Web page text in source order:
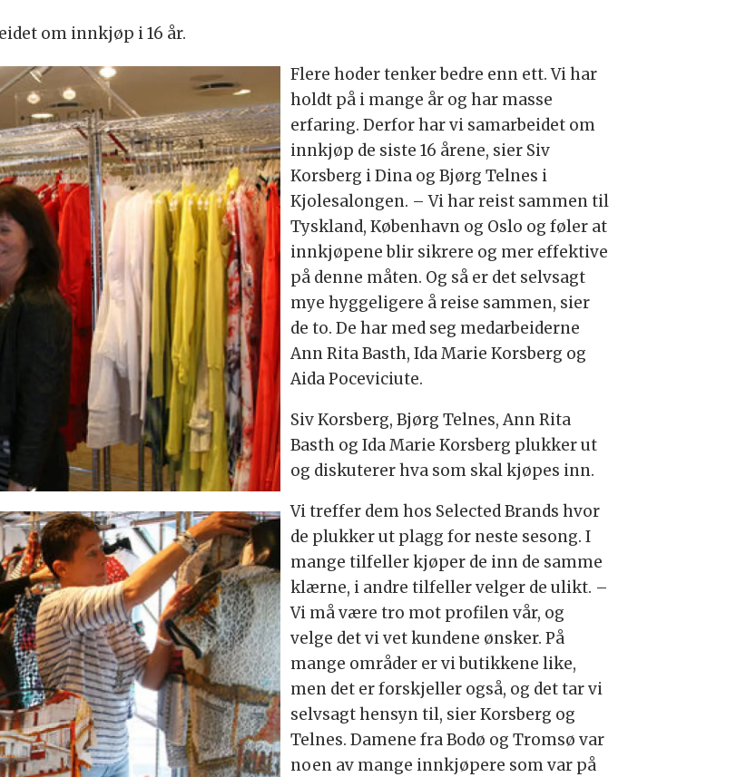
om innkjøp i 16 år.
Flere hoder tenker bedre enn ett. Vi har
holdt på i mange år og har masse
erfaring. Derfor har vi samarbeidet om
innkjøp de siste 16 årene, sier Siv
Korsberg i Dina og Bjørg Telnes i
Kjolesalongen. – Vi har reist sammen til
Tyskland, København og Oslo og føler at
innkjøpene blir sikrere og mer effektive
på denne måten. Og så er det selvsagt
mye hyggeligere å reise sammen, sier
de to. De har med seg medarbeiderne
Ann Rita Basth, Ida Marie Korsberg og
Aida Poceviciute.
Siv Korsberg, Bjørg Telnes, Ann Rita
Basth og Ida Marie Korsberg plukker ut
og diskuterer hva som skal kjøpes inn.
Vi treffer dem hos Selected Brands hvor
de plukker ut plagg for neste sesong. I
mange tilfeller kjøper de inn de samme
klærne, i andre tilfeller velger de ulikt. –
Vi må være tro mot profilen vår, og
velge det vi vet kundene ønsker. På
mange områder er vi butikkene like,
men det er forskjeller også, og det tar vi
selvsagt hensyn til, sier Korsberg og
Telnes. Damene fra Bodø og Tromsø var
noen av mange innkjøpere som var på